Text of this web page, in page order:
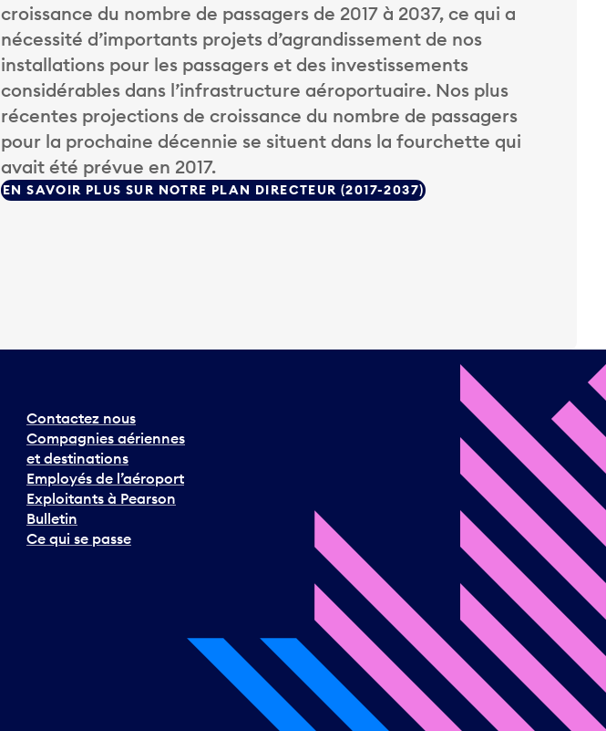
croissance du nombre de passagers de 2017 à 2037, ce qui a
nécessité d’importants projets d’agrandissement de nos
installations pour les passagers et des investissements
considérables dans l’infrastructure aéroportuaire. Nos plus
récentes projections de croissance du nombre de passagers
pour la prochaine décennie se situent dans la fourchette qui
avait été prévue en 2017.
EN SAVOIR PLUS SUR NOTRE PLAN DIRECTEUR (2017-2037)
Contactez nous
Compagnies aériennes
et destinations
Employés de l’aéroport
Exploitants à Pearson
Bulletin
Ce qui se passe